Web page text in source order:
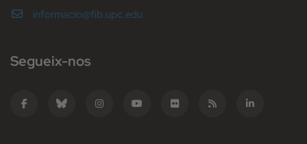
informacio@fib.upc.edu
Segueix-nos